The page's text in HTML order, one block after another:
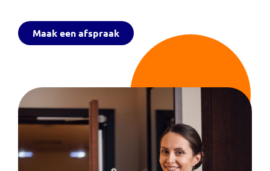
Maak een afspraak